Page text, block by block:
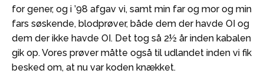
for gener, og i ’98 afgav vi, samt min far og mor og min
fars søskende, blodprøver, både dem der havde OI og
dem der ikke havde OI. Det tog så 2½ år inden kabalen
gik op. Vores prøver måtte også til udlandet inden vi fik
besked om, at nu var koden knækket.